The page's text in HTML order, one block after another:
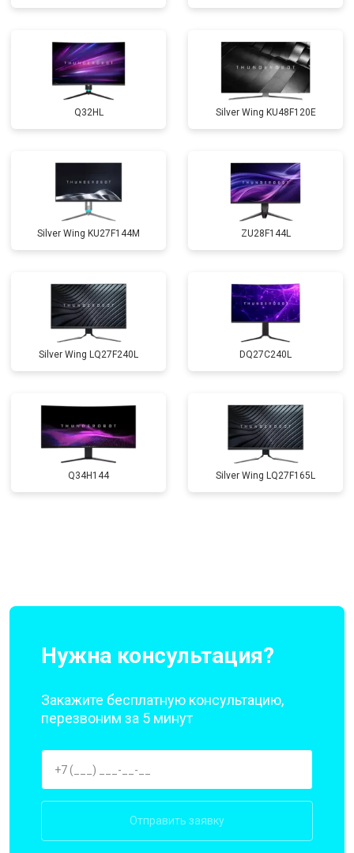
Q32HL Silver Wing KU48F120E
Silver Wing KU27F144M ZU28F144L
Silver Wing LQ27F240L DQ27C240L
Q34H144 Silver Wing LQ27F165L
Нужна консультация?
Закажите бесплатную консультацию,
перезвоним за 5 минут
Отправить заявку